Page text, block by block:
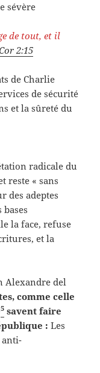
sévère
de tout, et il
2:15
de Charlie
de sécurité
et la sûreté du
radicale du
reste « sans
des adeptes
bases
la face, refuse
et la
Alexandre del
comme celle
5 savent faire
:Les
anti-